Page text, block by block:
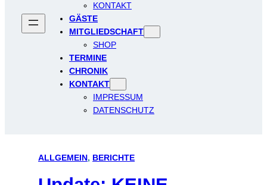
KONTAKT
GÄSTE
MITGLIEDSCHAFT
SHOP
TERMINE
CHRONIK
KONTAKT
IMPRESSUM
DATENSCHUTZ
ALLGEMEIN, BERICHTE